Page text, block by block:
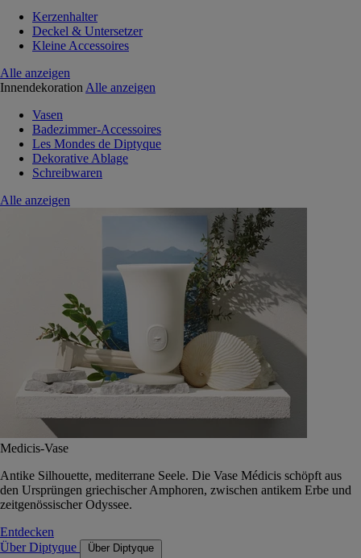
Kerzenhalter
Deckel & Untersetzer
Kleine Accessoires
Alle anzeigen
Innendekoration Alle anzeigen
Vasen
Badezimmer-Accessoires
Les Mondes de Diptyque
Dekorative Ablage
Schreibwaren
Alle anzeigen
Medicis-Vase
Antike Silhouette, mediterrane Seele. Die Vase Médicis schöpft aus
den Ursprüngen griechischer Amphoren, zwischen antikem Erbe und
zeitgenössischer Odyssee.
Entdecken
Über Diptyque
Über Diptyque